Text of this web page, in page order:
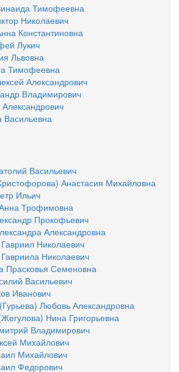
Тимофеевна
Николаевич
Константиновна
Лукич
Львовна
Тимофеевна
Александрович
Владимирович
Васильевна
Васильевич
Анастасия Михайловна
Ильич
Трофимовна
Прокофьевич
Александровна
Николаевич
Николаевич
Прасковья Семеновна
Васильевич
Иванович
Любовь Александровна
Нина Григорьевна
Владимирович
Михайлович
Михайлович
Федорович